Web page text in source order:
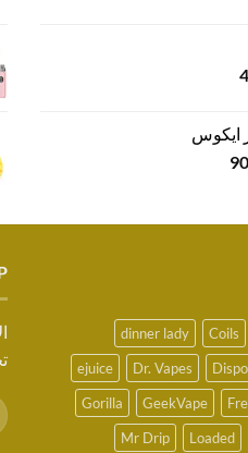
السعر
د.إ45.00.
ايكوس
د.إ90.00.
Coils
dinner lady
Dr. Vapes
ejuice
GeekVape
Gorilla
Loaded
Mr Drip